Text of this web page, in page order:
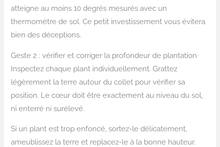
atteigne au moins 10 degrés mesurés avec un
thermomètre de sol. Ce petit investissement vous évitera
bien des déceptions.
Geste 2 : vérifier et corriger la profondeur de plantation
Inspectez chaque plant individuellement. Grattez
légèrement la terre autour du collet pour vérifier sa
position. Le cœur doit être exactement au niveau du sol,
ni enterré ni surélevé.
Si un plant est trop enfoncé, sortez-le délicatement,
ameublissez la terre et replacez-le à la bonne hauteur.